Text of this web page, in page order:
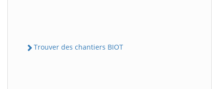
Trouver des chantiers BIOT